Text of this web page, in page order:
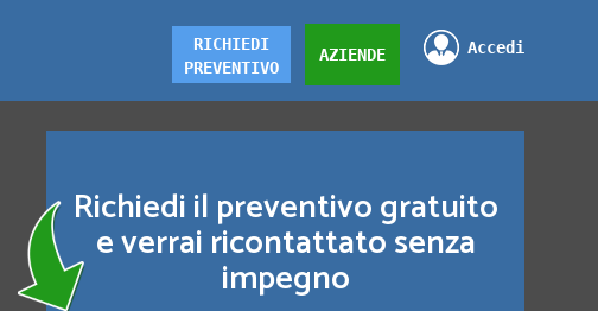
Accedi
AZIENDE
RICHIEDI
PREVENTIVO
Richiedi il preventivo gratuito
e verrai ricontattato senza
impegno